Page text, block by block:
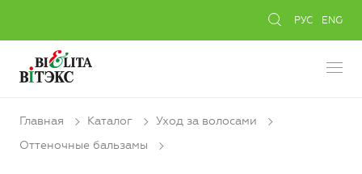
РУС ENG
Главная Каталог
Уход за волосами
Оттеночные бальзамы